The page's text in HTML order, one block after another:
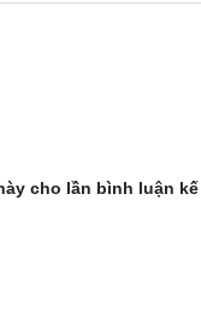
cho lần bình luận